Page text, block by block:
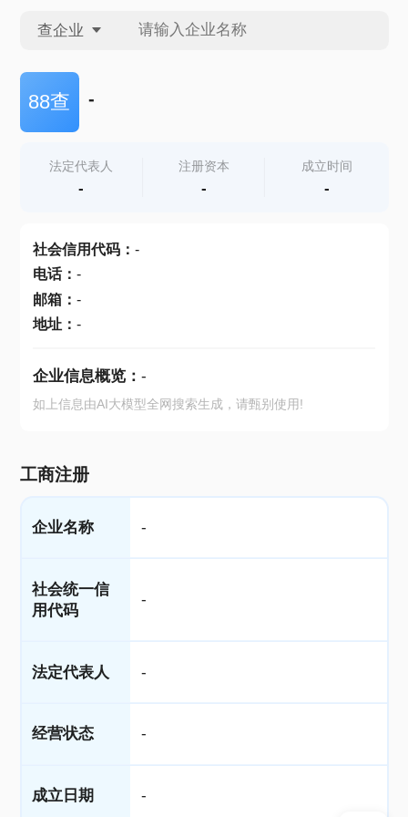
查企业
查企业
查产地
88查 -
法定代表人
-
注册资本
-
成立时间
-
社会信用代码： -
电话： -
邮箱： -
地址： -
企业信息概览： -
如上信息由AI大模型全网搜索生成，请甄别使用!
工商注册
企业名称 -
社会统一信
用代码
-
法定代表人 -
经营状态 -
成立日期 -